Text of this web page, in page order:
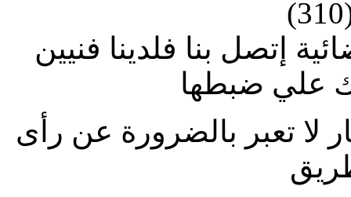
إتصل بنا فلدينا فنيين
علي ضبطها
لا تعبر بالضرورة عن رأى